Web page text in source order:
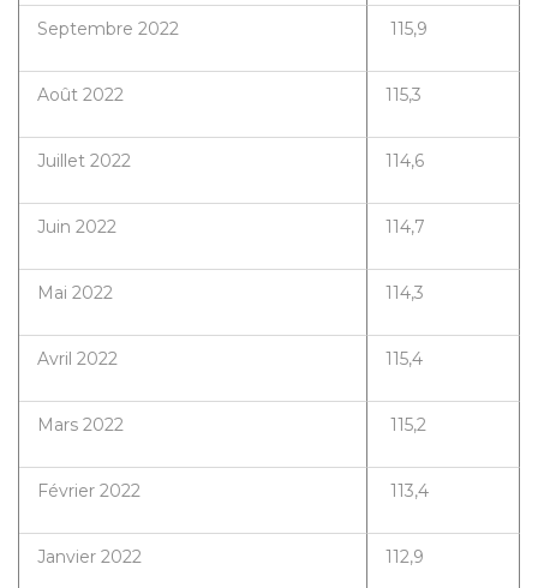
Septembre 2022 115,9
Août 2022 115,3
Juillet 2022 114,6
Juin 2022 114,7
Mai 2022 114,3
Avril 2022 115,4
Mars 2022 115,2
Février 2022 113,4
Janvier 2022 112,9